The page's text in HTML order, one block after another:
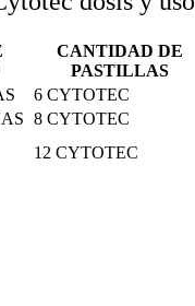
CANTIDAD DE
PASTILLAS
6 CYTOTEC
8 CYTOTEC
12 CYTOTEC